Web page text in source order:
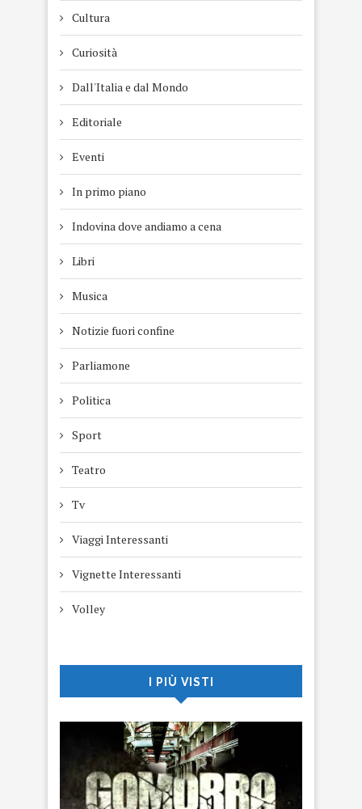
Cultura
Curiosità
Dall'Italia e dal Mondo
Editoriale
Eventi
In primo piano
Indovina dove andiamo a cena
Libri
Musica
Notizie fuori confine
Parliamone
Politica
Sport
Teatro
Tv
Viaggi Interessanti
Vignette Interessanti
Volley
I PIÙ VISTI